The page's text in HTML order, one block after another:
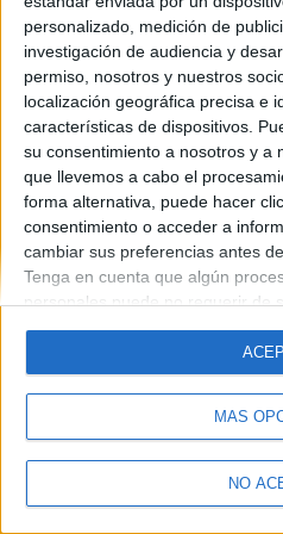
personalizado, medición de
investigación de audiencia y
permiso, nosotros y nuestros
localización geográfica precisa e
características de dispositivos.
su consentimiento a nosotros y a
que llevemos a cabo el
forma alternativa, puede hacer
consentimiento o acceder a
cambiar sus preferencias antes
Tenga en cuenta que algún
personales puede no requerir de
tiene el derecho de rechazar tal
preferencias se aplicarán solo a
sus preferencias o retirar su
momento volviendo a este sitio y
"Privacidad" en la parte inferior de
MÁS
NO
Quiénes somos|
Aviso legal|Politica de privacidad|
de
© 2003-2026Compás Mediterráneo
Madrid [ESPAÑA] -